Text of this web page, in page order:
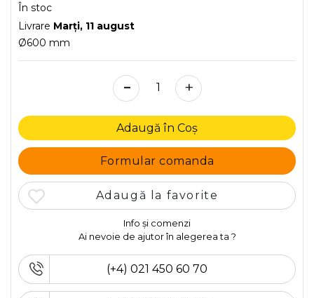
În stoc
Livrare Marţi, 11 august
Ø600 mm
- +
Adaugă în Coș
Formular comanda
Adaugă la favorite
Info și comenzi
Ai nevoie de ajutor în alegerea ta ?
(+4) 021 450 60 70